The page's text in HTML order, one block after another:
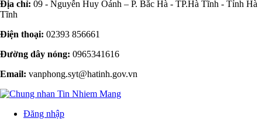
Địa chỉ: 09 - Nguyễn Huy Oánh – P. Bắc Hà - TP.Hà Tĩnh - Tỉnh Hà
Tĩnh
Điện thoại: 02393 856661
Đường dây nóng: 0965341616
Email: vanphong.syt@hatinh.gov.vn
Đăng nhập